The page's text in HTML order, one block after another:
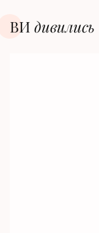
ВИ дивилиcь